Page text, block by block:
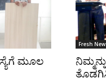
ಮೂಲ
Fresh